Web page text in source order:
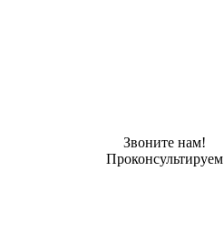
Звоните нам!
Проконсультируем